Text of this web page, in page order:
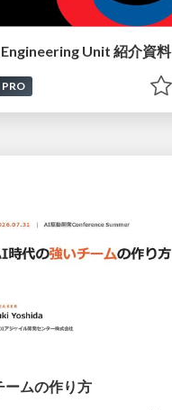
Unit 紹介資料
PRO
ームの作り方